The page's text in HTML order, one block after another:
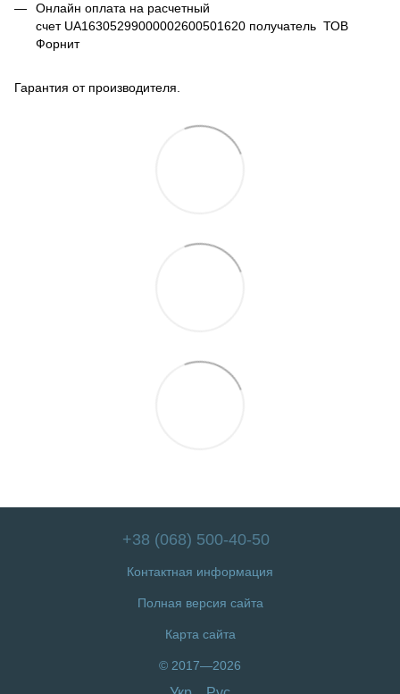
Онлайн оплата на расчетный
счет UA16305299000002600501620 получатель ТОВ
Форнит
Гарантия от производителя.
+38 (068) 500-40-50
Контактная информация
Полная версия сайта
Карта сайта
© 2017—2026